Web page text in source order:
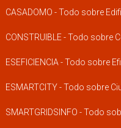
CASADOMO - Todo sobre
CONSTRUIBLE - Todo sobre
ESEFICIENCIA - Todo sobre
ESMARTCITY - Todo sobre
SMARTGRIDSINFO - Todo